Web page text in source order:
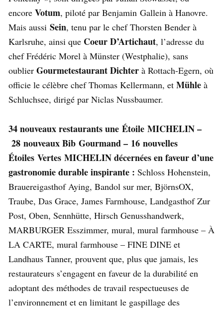
encore Votum, piloté par Benjamin Gallein à Hanovre.
Mais aussi Sein, tenu par le chef Thorsten Bender à
Karlsruhe, ainsi que Coeur D’Artichaut, l’adresse du
chef Frédéric Morel à Münster (Westphalie), sans
oublier Gourmetestaurant Dichter à Rottach-Egern, où
officie le célèbre chef Thomas Kellermann, et Mühle à
Schluchsee, dirigé par Niclas Nussbaumer.
34 nouveaux restaurants une Étoile MICHELIN –
28 nouveaux Bib Gourmand – 16 nouvelles
Étoiles Vertes MICHELIN décernées en faveur d’une
gastronomie durable inspirante : Schloss Hohenstein,
Brauereigasthof Aying, Bandol sur mer, BjörnsOX,
Traube, Das Grace, James Farmhouse, Landgasthof Zur
Post, Oben, Sennhütte, Hirsch Genusshandwerk,
MARBURGER Esszimmer, mural, mural farmhouse – À
LA CARTE, mural farmhouse – FINE DINE et
Landhaus Tanner, prouvent que, plus que jamais, les
restaurateurs s’engagent en faveur de la durabilité en
adoptant des méthodes de travail respectueuses de
l’environnement et en limitant le gaspillage des